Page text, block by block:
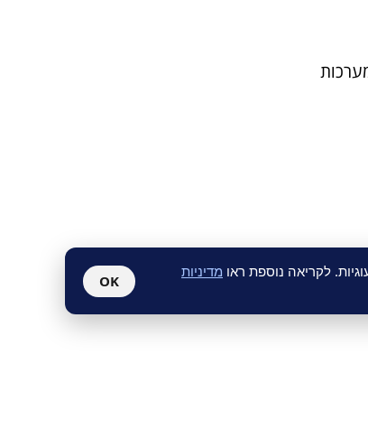
לקריאה נוספת ראו מדיניות
OK